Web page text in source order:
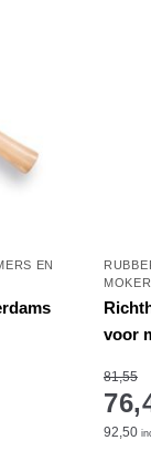
EN
voor
81,55
92,50